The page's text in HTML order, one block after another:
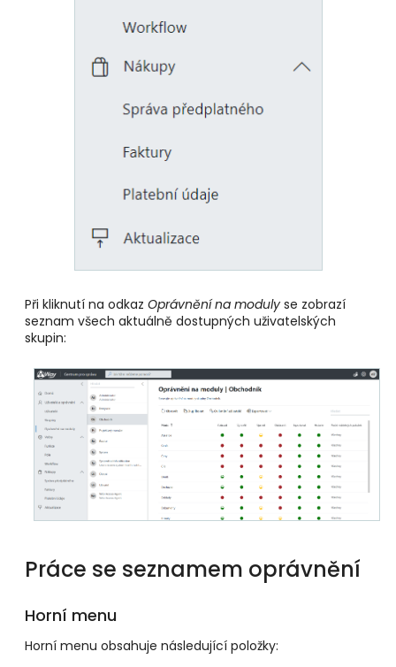
Při kliknutí na odkaz Oprávnění na moduly se zobrazí
seznam všech aktuálně dostupných uživatelských
skupin:
Práce se seznamem oprávnění
Horní menu
Horní menu obsahuje následující položky: